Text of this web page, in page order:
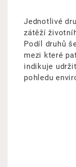
Jednotlivé
zátěží
Podíl druhů
mezi které
indikuje
pohledu